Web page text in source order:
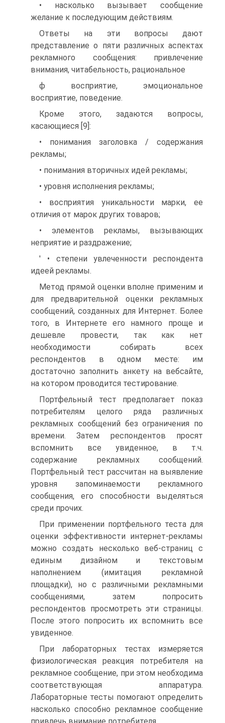
• насколько вызывает сообщение
желание к последующим действиям.
Ответы на эти вопросы дают
представление о пяти различных аспектах
рекламного сообщения: привлечение
внимания, читабельность, рациональное
ф восприятие, эмоциональное
восприятие, поведение.
Кроме этого, задаются вопросы,
касающиеся [9]:
• понимания заголовка / содержания
рекламы;
• понимания вторичных идей рекламы;
• уровня исполнения рекламы;
• восприятия уникальности марки, ее
отличия от марок других товаров;
• элементов рекламы, вызывающих
неприятие и раздражение;
' • степени увлеченности респондента
идеей рекламы.
Метод прямой оценки вполне применим и
для предварительной оценки рекламных
сообщений, созданных для Интернет. Более
того, в Интернете его намного проще и
дешевле провести, так как нет
необходимости собирать всех
респондентов в одном месте: им
достаточно заполнить анкету на веб­сайте,
на котором проводится тестирование.
Портфельный тест предполагает показ
потребителям целого ряда различных
рекламных сообщений без ограничения по
времени. Затем респондентов просят
вспомнить все увиденное, в т.ч.
содержание рекламных сообщений.
Портфельный тест рассчитан на выявление
уровня запоминаемости рекламного
сообщения, его способности выделяться
среди прочих.
При применении портфельного теста для
оценки эффективности интернет-рекламы
можно создать несколько веб-страниц с
единым дизайном и текстовым
наполнением (имитация рекламной
площадки), но с различными рекламными
сообщениями, затем попросить
респондентов просмотреть эти страницы.
После этого попросить их вспомнить все
увиденное.
При лабораторных тестах измеряется
физиологическая реакция потребителя на
рекламное сообщение, при этом необходима
соответствующая аппаратура.
Лабораторные тесты помогают определить
насколько способно рекламное сообщение